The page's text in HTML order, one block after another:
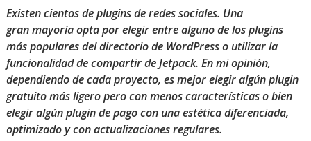
Existen cientos de plugins de redes sociales. Una
gran mayoría opta por elegir entre alguno de los plugins
más populares del directorio de WordPress o utilizar la
funcionalidad de compartir de Jetpack. En mi opinión,
dependiendo de cada proyecto, es mejor elegir algún plugin
gratuito más ligero pero con menos características o bien
elegir algún plugin de pago con una estética diferenciada,
optimizado y con actualizaciones regulares.